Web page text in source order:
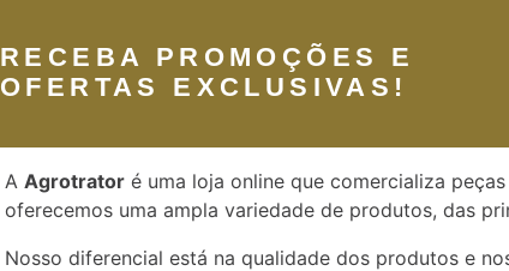
RECEBA PROMOÇÕES E
OFERTAS EXCLUSIVAS!
A Agrotrator é uma loja online que comercializa
oferecemos uma ampla variedade de produtos, das
Nosso diferencial está na qualidade dos produtos e